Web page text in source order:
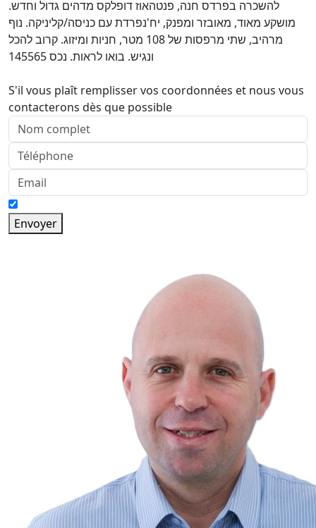
להשכרה בפרדס חנה, פנטהאוז דופלקס מדהים גדול וחדש.
מושקע מאוד, מאובזר ומפנק, יח'נפרדת עם כניסה/קליניקה. נוף
מרהיב, שתי מרפסות של 108 מטר, חניות ומיזוג. קרוב להכל
ונגיש. בואו לראות. נכס 145565
S'il vous plaît remplisser vos coordonnées et nous vous
contacterons dès que possible
Envoyer